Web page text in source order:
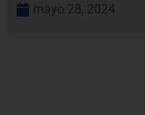
mayo 28, 2024